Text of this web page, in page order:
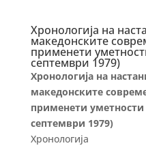
Хронологија на
македонските
применети
септември 1979)
Хронологија на
македонските
применети уметности
септември 1979)
Хронологија